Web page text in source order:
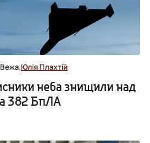
Вежа,Юлія Плахтій
неба знищили над
382 БпЛА